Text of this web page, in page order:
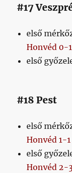
#17
első
Honvéd 0-1
első
#18 Pest
első
Honvéd 1-1
első
Honvéd 2-